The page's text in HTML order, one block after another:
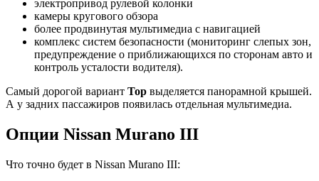
электропривод рулевой колонки
камеры кругового обзора
более продвинутая мультимедиа с навигацией
комплекс систем безопасности (мониторинг слепых зон,
предупреждение о приближающихся по сторонам авто и
контроль усталости водителя).
Самый дорогой вариант Top выделяется панорамной крышей.
А у задних пассажиров появилась отдельная мультимедиа.
Опции Nissan Murano III
Что точно будет в Nissan Murano III: